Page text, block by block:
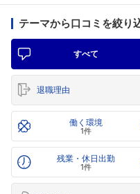
テーマから口コミを絞り
すべて
退職理由
働く環境
1件
残業・休日出勤
1件